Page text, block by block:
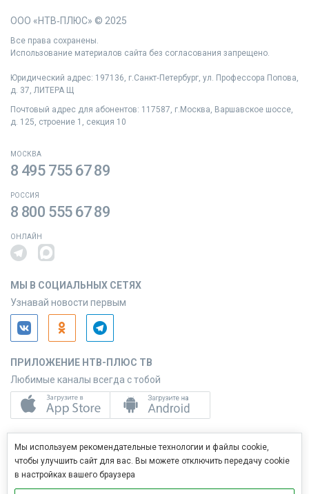
ООО «НТВ‑ПЛЮС» © 2025
Все права сохранены.
Использование материалов сайта без согласования запрещено.
Юридический адрес: 197136, г.Санкт‑Петербург, ул. Профессора Попова,
д. 37, ЛИТЕРА Щ
Почтовый адрес для абонентов: 117587, г.Москва, Варшавское шоссе,
д. 125, строение 1, секция 10
МОСКВА
8 495 755 67 89
РОССИЯ
8 800 555 67 89
ОНЛАЙН
МЫ В СОЦИАЛЬНЫХ СЕТЯХ
Узнавай новости первым
ПРИЛОЖЕНИЕ НТВ-ПЛЮС ТВ
Любимые каналы всегда с тобой
Управляй услугами с телефона
Мы используем рекомендательные технологии и файлы cookie,
чтобы улучшить сайт для вас. Вы можете отключить передачу cookie
в настройках вашего браузера